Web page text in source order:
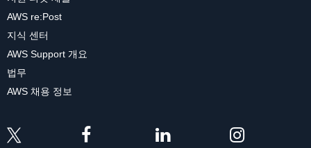
AWS re:Post
지식 센터
AWS Support 개요
법무
AWS 채용 정보